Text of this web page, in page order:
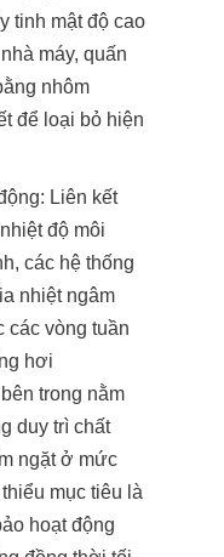
tinh mật độ cao
máy, quấn
nhôm
để loại bỏ hiện
Liên kết
độ môi
các hệ thống
nhiệt ngâm
các vòng tuần
hơi
trong nằm
duy trì chất
ngặt ở mức
mục tiêu là
hoạt động